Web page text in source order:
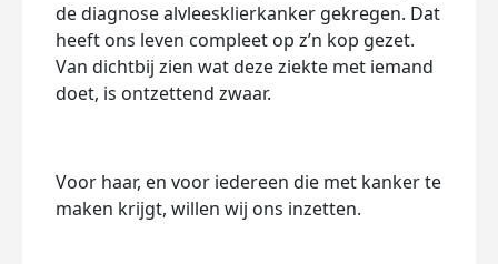
de diagnose alvleesklierkanker gekregen. Dat
heeft ons leven compleet op z’n kop gezet.
Van dichtbij zien wat deze ziekte met iemand
doet, is ontzettend zwaar.
Voor haar, en voor iedereen die met kanker te
maken krijgt, willen wij ons inzetten.